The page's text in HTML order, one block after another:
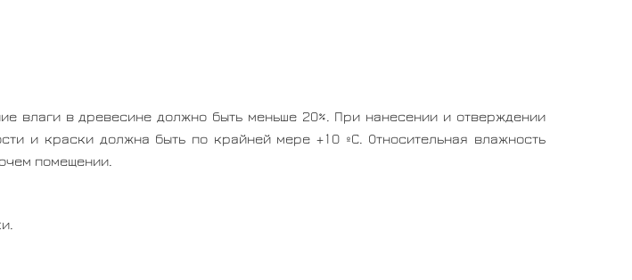
влаги в древесине должно быть меньше 20%. При нанесении и отверждении
и краски должна быть по крайней мере +10 ºС. Относительная влажность
помещении.